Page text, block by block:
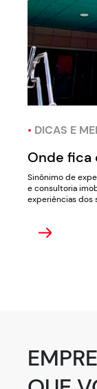
• DICAS E
Onde fica
Sinônimo de
e consultoria
experiências dos